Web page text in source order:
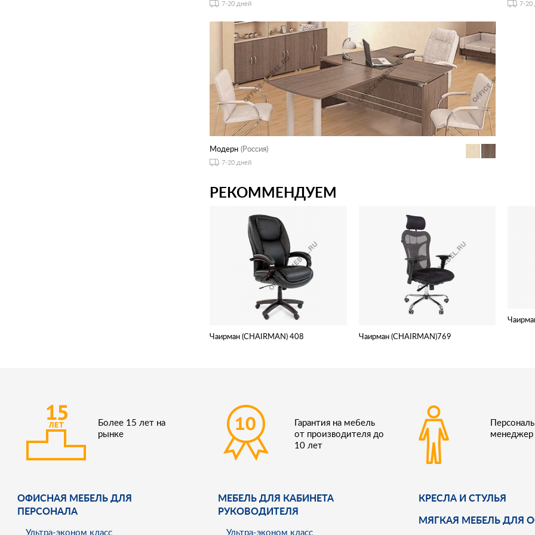
7-20 дней 7-20
Модерн (Россия)
7-20 дней
РЕКОММЕНДУЕМ
Чаирман (CHAIRMAN) 408 Чаирман (CHAIRMAN)769
Более 15 лет на
рынке
Гарантия на мебель
от производителя до
10 лет
менеджер
ОФИСНАЯ МЕБЕЛЬ ДЛЯ
ПЕРСОНАЛА
Ультра-эконом класс
МЕБЕЛЬ ДЛЯ КАБИНЕТА
РУКОВОДИТЕЛЯ
Ультра-эконом класс
КРЕСЛА И СТУЛЬЯ
МЯГКАЯ МЕБЕЛЬ ДЛЯ